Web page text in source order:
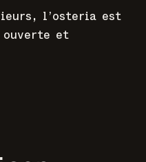
l’osteria est
et